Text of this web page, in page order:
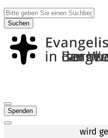
Suchen
Spenden